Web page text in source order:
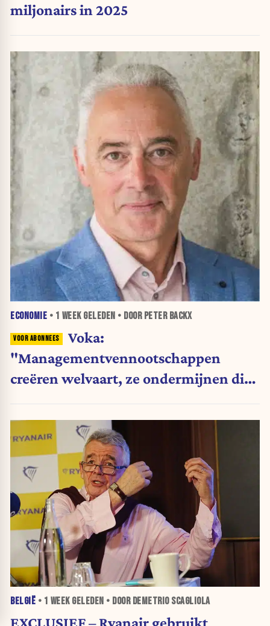
miljonairs in 2025
ECONOMIE • 1 WEEKGELEDEN • DOOR PETER BACKX
Voka:
"Managementvennootschappen
creëren welvaart, ze ondermijnen die
BELGIË • 1 WEEKGELEDEN • DOOR DEMETRIO SCAGLIOLA
EXCLUSIEF – Ryanair gebruikt